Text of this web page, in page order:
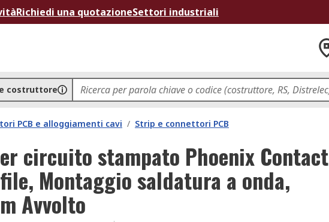
Richiedi una quotazioneSettori industriali
costruttore
PCB e alloggiamenti cavi / Strip e connettori PCB
circuito stampato Phoenix Contact
Montaggio saldatura a onda,
Avvolto